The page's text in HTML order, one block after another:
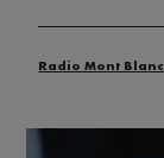
Radio Mont Blanc